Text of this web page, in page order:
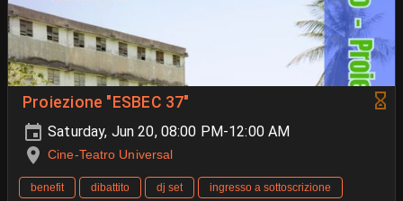
Proiezione "ESBEC 37"
Saturday, Jun 20, 08:00 PM-12:00 AM
Cine-Teatro Universal
benefit dibattito dj set
ingresso a sottoscrizione